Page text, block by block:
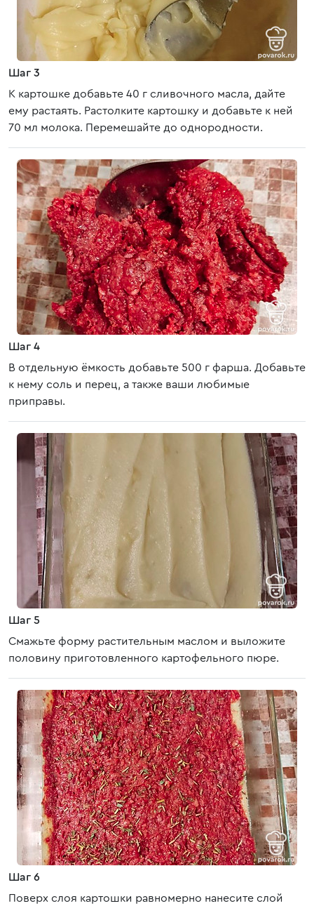
Шаг 3
К картошке добавьте 40 г сливочного масла, дайте
ему растаять. Растолките картошку и добавьте к ней
70 мл молока. Перемешайте до однородности.
Шаг 4
В отдельную ёмкость добавьте 500 г фарша. Добавьте
к нему соль и перец, а также ваши любимые
приправы.
Шаг 5
Смажьте форму растительным маслом и выложите
половину приготовленного картофельного пюре.
Шаг 6
Поверх слоя картошки равномерно нанесите слой